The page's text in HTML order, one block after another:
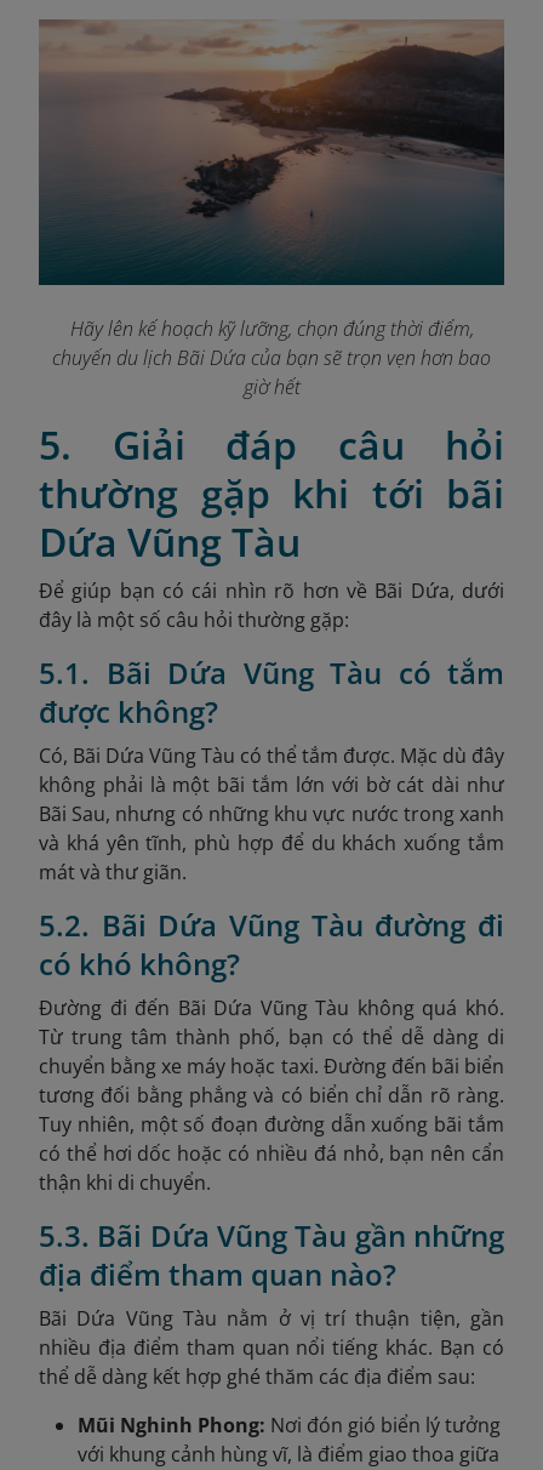
Hãy lên kế hoạch kỹ lưỡng, chọn đúng thời điểm,
chuyến du lịch Bãi Dứa của bạn sẽ trọn vẹn hơn bao
giờ hết
5. Giải đáp câu hỏi
thường gặp khi tới bãi
Dứa Vũng Tàu
Để giúp bạn có cái nhìn rõ hơn về Bãi Dứa, dưới
đây là một số câu hỏi thường gặp:
5.1. Bãi Dứa Vũng Tàu có tắm
được không?
Có, Bãi Dứa Vũng Tàu có thể tắm được. Mặc dù đây
không phải là một bãi tắm lớn với bờ cát dài như
Bãi Sau, nhưng có những khu vực nước trong xanh
và khá yên tĩnh, phù hợp để du khách xuống tắm
mát và thư giãn.
5.2. Bãi Dứa Vũng Tàu đường đi
có khó không?
Đường đi đến Bãi Dứa Vũng Tàu không quá khó.
Từ trung tâm thành phố, bạn có thể dễ dàng di
chuyển bằng xe máy hoặc taxi. Đường đến bãi biển
tương đối bằng phẳng và có biển chỉ dẫn rõ ràng.
Tuy nhiên, một số đoạn đường dẫn xuống bãi tắm
có thể hơi dốc hoặc có nhiều đá nhỏ, bạn nên cẩn
thận khi di chuyển.
5.3. Bãi Dứa Vũng Tàu gần những
địa điểm tham quan nào?
Bãi Dứa Vũng Tàu nằm ở vị trí thuận tiện, gần
nhiều địa điểm tham quan nổi tiếng khác. Bạn có
thể dễ dàng kết hợp ghé thăm các địa điểm sau:
Mũi Nghinh Phong: Nơi đón gió biển lý tưởng
với khung cảnh hùng vĩ, là điểm giao thoa giữa